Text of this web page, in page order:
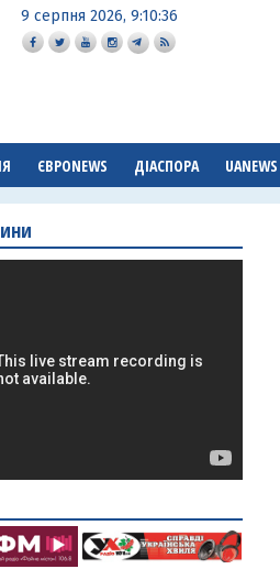
9 серпня 2026, 9:10:37
ЄВРОNEWS ДІАСПОРА UANEWS